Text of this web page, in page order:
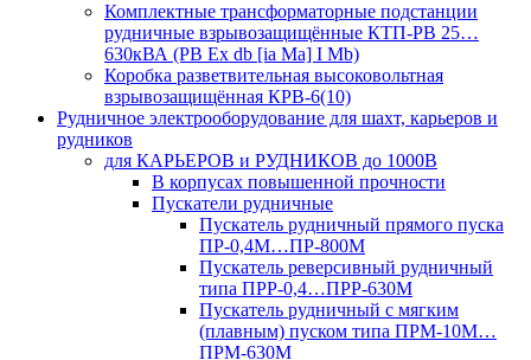
Комплектные трансформаторные подстанции
рудничные взрывозащищённые КТП-РВ 25…
630кВА (РВ Ex db [ia Ma] I Mb)
Коробка разветвительная высоковольтная
взрывозащищённая КРВ-6(10)
Рудничное электрооборудование для шахт, карьеров и
рудников
для КАРЬЕРОВ и РУДНИКОВ до 1000В
В корпусах повышенной прочности
Пускатели рудничные
Пускатель рудничный прямого пуска
ПР-0,4М…ПР-800М
Пускатель реверсивный рудничный
типа ПРР-0,4…ПРР-630М
Пускатель рудничный с мягким
(плавным) пуском типа ПРМ-10М…
ПРМ-630М